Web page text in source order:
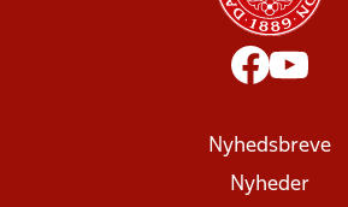
Nyhedsbreve
Nyheder